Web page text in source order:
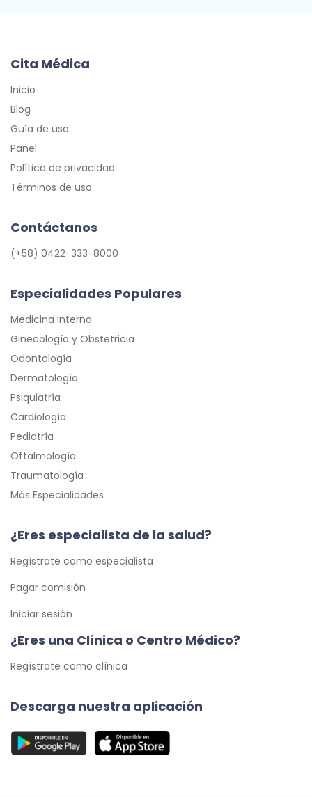
Cita Médica
Inicio
Blog
Guía de uso
Panel
Política de privacidad
Términos de uso
Contáctanos
(+58) 0422-333-8000
Especialidades Populares
Medicina Interna
Ginecología y Obstetricia
Odontología
Dermatología
Psiquiatría
Cardiología
Pediatría
Oftalmología
Traumatología
Más Especialidades
¿Eres especialista de la salud?
Regístrate como especialista
Pagar comisión
Iniciar sesión
¿Eres una Clínica o Centro Médico?
Regístrate como clínica
Descarga nuestra aplicación